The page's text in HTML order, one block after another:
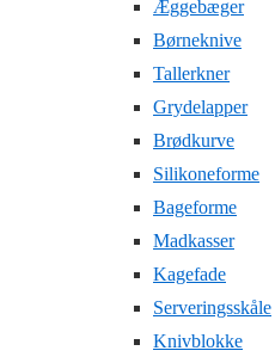
Æggebæger
Børneknive
Tallerkner
Grydelapper
Brødkurve
Silikoneforme
Bageforme
Madkasser
Kagefade
Serveringsskåle
Knivblokke